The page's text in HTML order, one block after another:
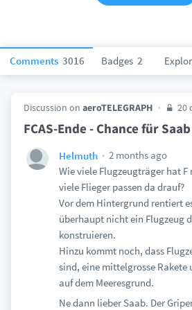
Comments 3016 Badges 2
Discussion on aeroTELEGRAPH 20
FCAS-Ende - Chance für
Helmuth
2 months ago
Wie viele Flugzeugträger hat
viele Flieger passen da drauf?
Vor dem Hintergrund rentiert
überhaupt nicht ein Flugzeug
konstruieren.
Hinzu kommt noch, dass
sind, eine mittelgrosse Rakete
auf dem Meeresgrund.
Ne dann lieber Saab. Der